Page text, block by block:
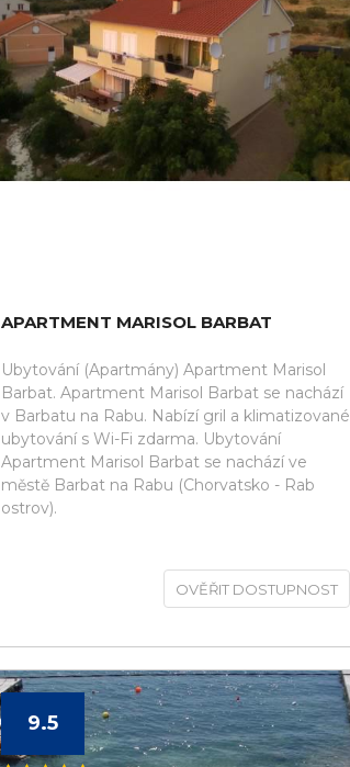
APARTMENT MARISOL BARBAT
Ubytování (Apartmány) Apartment Marisol
Barbat. Apartment Marisol Barbat se nachází
v Barbatu na Rabu. Nabízí gril a klimatizované
ubytování s Wi-Fi zdarma. Ubytování
Apartment Marisol Barbat se nachází ve
městě Barbat na Rabu (Chorvatsko - Rab
ostrov).
OVĚŘIT DOSTUPNOST
9.5